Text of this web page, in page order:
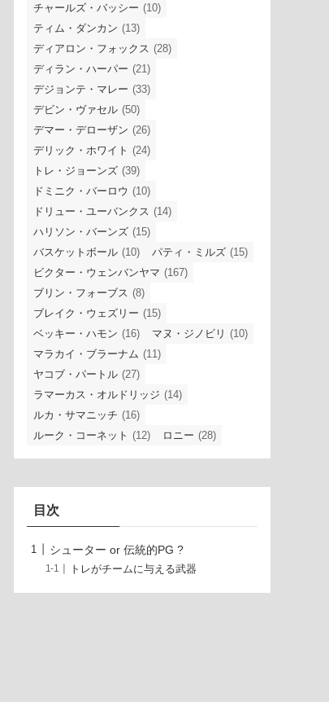
チャールズ・バッシー (10)
ティム・ダンカン (13)
ディアロン・フォックス (28)
ディラン・ハーパー (21)
デジョンテ・マレー (33)
デビン・ヴァセル (50)
デマー・デローザン (26)
デリック・ホワイト (24)
トレ・ジョーンズ (39)
ドミニク・バーロウ (10)
ドリュー・ユーバンクス (14)
ハリソン・バーンズ (15)
バスケットボール (10) パティ・ミルズ (15)
ビクター・ウェンバンヤマ (167)
ブリン・フォーブス (8)
ブレイク・ウェズリー (15)
ベッキー・ハモン (16) マヌ・ジノビリ (10)
マラカイ・ブラーナム (11)
ヤコブ・パートル (27)
ラマーカス・オルドリッジ (14)
ルカ・サマニッチ (16)
ルーク・コーネット (12) ロニー (28)
目次
シューター or 伝統的PG ?
トレがチームに与える武器